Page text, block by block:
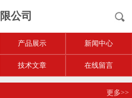
公司
产品展示 新闻中心
技术文章 在线留言
更多>>